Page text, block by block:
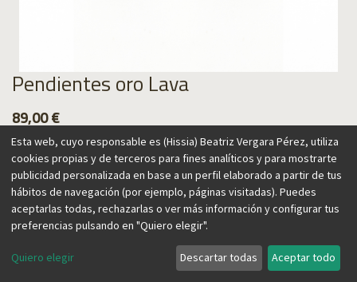
Pendientes oro Lava
89,00€
Agregar al carrito
Estos ligeros pendientes se inspiran en la textura de la lava,
Esta web, cuyo responsable es (Hissia) Beatriz Vergara Pérez, utiliza
cookies propias y de terceros para fines analíticos y para mostrarte
publicidad personalizada en base a un perfil elaborado a partir de tus
hábitos de navegación (por ejemplo, páginas visitadas). Puedes
aceptarlas todas, rechazarlas o ver más información y configurar tus
preferencias pulsando en "Quiero elegir".
Quiero elegir Descartar todas Aceptar todo